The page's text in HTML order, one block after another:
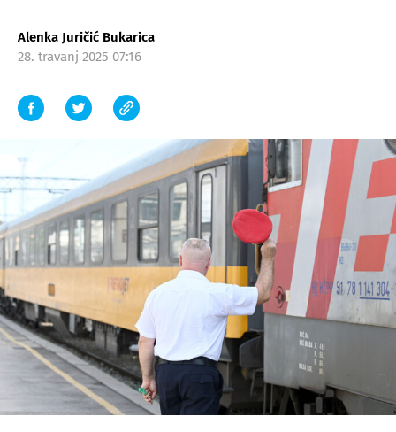
Alenka Juričić Bukarica
28. travanj 2025 07:16